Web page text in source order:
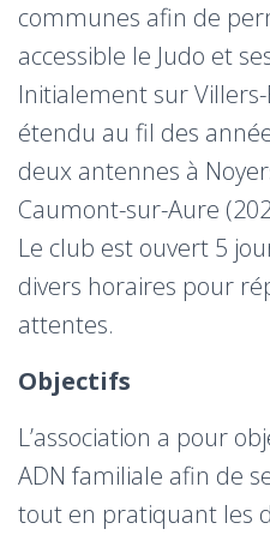
communes afin de
accessible le Judo et
Initialement sur Villers-
étendu au fil des
deux antennes à
Caumont-sur-Aure
Le club est ouvert 5
divers horaires pour
attentes.
Objectifs
L’association a pour
ADN familiale afin de
tout en pratiquant les